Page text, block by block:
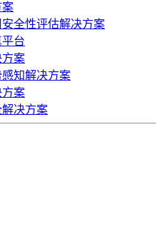
案
全性评估解决方案
台
案
知解决方案
方案
决方案